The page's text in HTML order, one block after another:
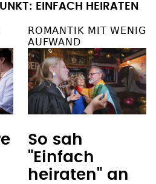
EINFACH HEIRATEN
ROMANTIK MIT WENIG
AUFWAND
So sah
"Einfach
heiraten" an